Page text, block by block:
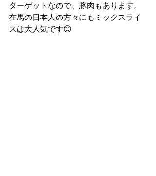
ターゲットなので、豚肉もあります。
在馬の日本人の方々にもミックスライ
スは大人気です😊